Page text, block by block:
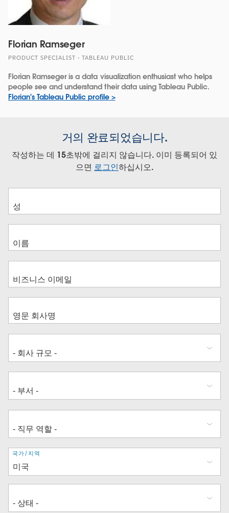
Florian Ramseger
PRODUCT SPECIALIST - TABLEAU PUBLIC
Florian Ramseger is a data visualization enthusiast who helps
people see and understand their data using Tableau Public.
Florian's Tableau Public profile >
거의 완료되었습니다.
작성하는 데 15초밖에 걸리지 않습니다. 이미 등록되어 있
으면 로그인하십시오.
주
소
국가/지역